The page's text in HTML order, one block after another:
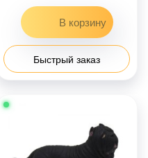
Быстрый заказ